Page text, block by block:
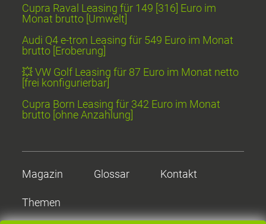
Cupra Raval Leasing für 149 [316] Euro im
Monat brutto [Umwelt]
Audi Q4 e-tron Leasing für 549 Euro im Monat
brutto [Eroberung]
💥 VW Golf Leasing für 87 Euro im Monat netto
[frei konfigurierbar]
Cupra Born Leasing für 342 Euro im Monat
brutto [ohne Anzahlung]
Magazin Glossar Kontakt
Themen